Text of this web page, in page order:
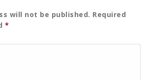
will not be published. Required
*